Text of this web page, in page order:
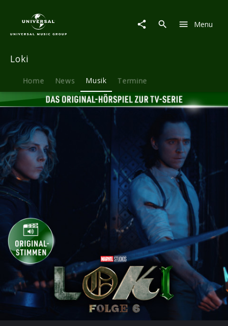
Für
Immer.
–
Hörspiel
zur
Marvel
TV-
Serie
Menu
Loki
Home News Musik Termine